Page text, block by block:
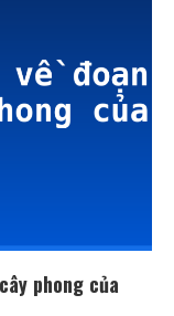
phong của